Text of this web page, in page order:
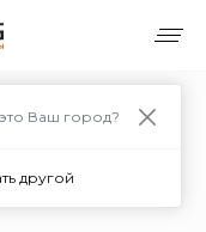
это Ваш город?
другой